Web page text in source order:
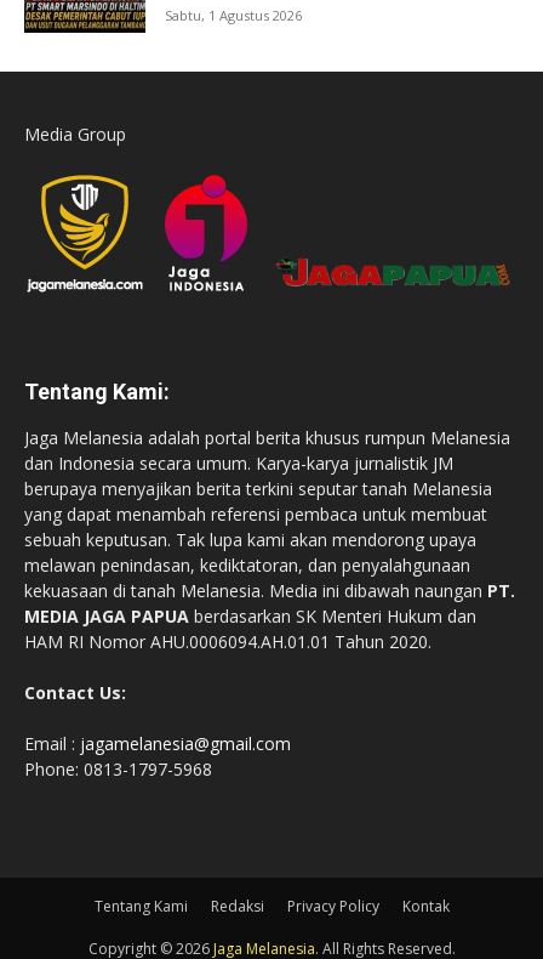
Sabtu, 1 Agustus 2026
Media Group
Tentang Kami:
Jaga Melanesia adalah portal berita khusus rumpun Melanesia
dan Indonesia secara umum. Karya-karya jurnalistik JM
berupaya menyajikan berita terkini seputar tanah Melanesia
yang dapat menambah referensi pembaca untuk membuat
sebuah keputusan. Tak lupa kami akan mendorong upaya
melawan penindasan, kediktatoran, dan penyalahgunaan
kekuasaan di tanah Melanesia. Media ini dibawah naungan PT.
MEDIA JAGA PAPUA berdasarkan SK Menteri Hukum dan
HAM RI Nomor AHU.0006094.AH.01.01 Tahun 2020.
Contact Us:
Email : jagamelanesia@gmail.com
Phone: 0813-1797-5968
Tentang Kami Redaksi Privacy Policy Kontak
Copyright © 2026 Jaga Melanesia. All Rights Reserved.